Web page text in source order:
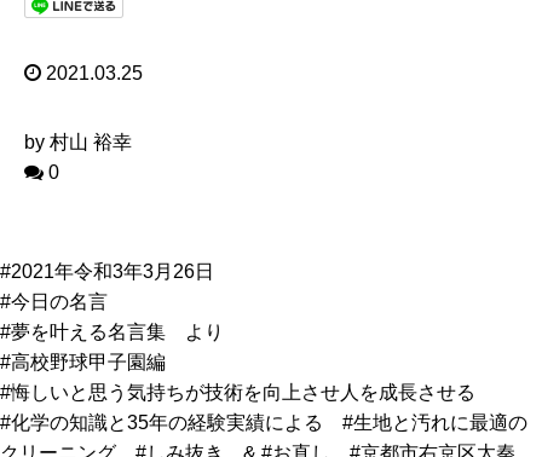
2021.03.25
by 村山 裕幸
0
#2021年令和3年3月26日
#今日の名言
#夢を叶える名言集 より
#高校野球甲子園編
#悔しいと思う気持ちが技術を向上させ人を成長させる
#化学の知識と35年の経験実績による #生地と汚れに最適の
クリーニング #しみ抜き & #お直し #京都市右京区太秦